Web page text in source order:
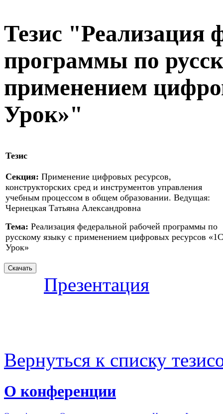
Тезис "Реализация
программы по
применением
Урок»"
Тезис
Секция: Применение цифровых ресурсов,
конструкторских сред и инструментов управления
учебным процессом в общем образовании. Ведущая:
Чернецкая Татьяна Александровна
Тема: Реализация федеральной рабочей программы по
русскому языку с применением цифровых ресурсов «1С
Урок»
Презентация
Вернуться к списку
О конференции